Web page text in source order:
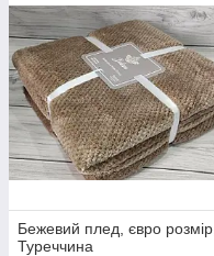
Бежевий плед, євро розмір,
Туреччина